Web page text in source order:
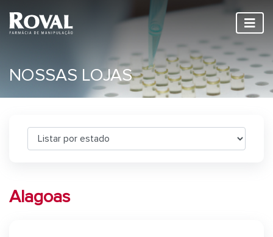
NOSSAS LOJAS
Alagoas